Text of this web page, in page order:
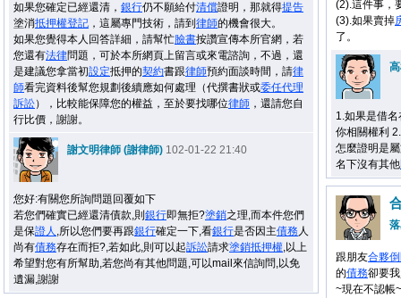
如果您確定已經還清， 銀行仍不願給付清償證明，那就得提告
塗消抵押權登記 ，這屬專門技術，請到 律師的機會很大。
如果您覺得本人回答詳細，請幫忙臉書按讚宣傳本所官網，若
您還有法律問題，可於本所網頁上留言或來電諮詢，不過，還
是建議您拿當初設定抵押的契約書跟律師預約面談時間，請律
師看完資料後幫您規劃後續應如何處理（代撰書狀或委任代理
訴訟），比較能保障您的權益，至於要找哪位律師 ，還請您自
行比價，謝謝。
謝文明律師 (謝律師) 102-01-22 21:40
您好:有關您所詢問題回覆如下
若您們確實已經還清債款,則 銀行即無拒?塗銷之理,而本件您們
是保證人 ,所以您們要再跟銀行確定一下,看銀行是否因主債務 人
尚有債務存在而拒?,若如此,則可以起訴訟請求塗銷抵押權,以上
希望對您有所幫助,若您尚有其他問題,可以mail來信詢問,以免
遺漏,謝謝
(2).這件事，
(3).如果賣掉
了。
1.如果是借
你相關權利 2.
怎麼證明是
名下沒有其他
跟朋友合夥
的債務卻要
~現在不認帳